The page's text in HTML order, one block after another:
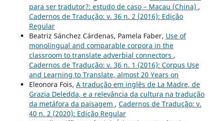
para ser tradutor?: estudo de caso – Macau (China) ,
Cadernos de Tradução: v. 36 n. 2 (2016): Edição
Regular
Beatriz Sánchez Cárdenas, Pamela Faber, Use of
monolingual and comparable corpora in the
classroom to translate adverbial connectors ,
Cadernos de Tradução: v. 36 n. 1 (2016): Corpus Use
and Learning to Translate, almost 20 Years on
Eleonora Fois, A tradução em inglês de La Madre, de
Grazia Deledda, e a relevância da cultura na tradução
da metáfora da paisagem , Cadernos de Tradução: v.
40 n. 2 (2020): Edição Regular